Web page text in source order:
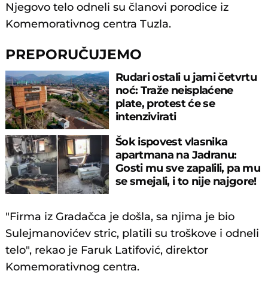
Njegovo telo odneli su članovi porodice iz
Komemorativnog centra Tuzla.
PREPORUČUJEMO
Rudari ostali u jami četvrtu
noć: Traže neisplaćene
plate, protest će se
intenzivirati
Šok ispovest vlasnika
apartmana na Jadranu:
Gosti mu sve zapalili, pa mu
se smejali, i to nije najgore!
"Firma iz Gradačca je došla, sa njima je bio
Sulejmanovićev stric, platili su troškove i odneli
telo", rekao je Faruk Latifović, direktor
Komemorativnog centra.